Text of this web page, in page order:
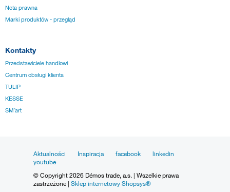
Nota prawna
Marki produktów - przegląd
Kontakty
Przedstawiciele handlowi
Centrum obsługi klienta
TULIP
KESSE
SM´art
Aktualności Inspiracja facebook
linkedin
youtube
© Copyright 2026 Démos trade, a.s. | Wszelkie prawa
zastrzeżone | Sklep internetowy Shopsys®